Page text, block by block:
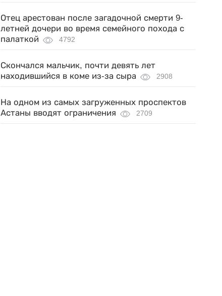
Отец арестован после загадочной смерти 9-
летней дочери во время семейного похода с
палаткой
4792
Скончался мальчик, почти девять лет
находившийся в коме из-за сыра
2908
На одном из самых загруженных проспектов
Астаны вводят ограничения
2709